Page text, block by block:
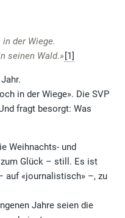
der Wiege.
seinen Wald.» [1]
in der Wiege». Die SVP
fragt besorgt: Was
Weihnachts- und
Glück – still. Es ist
auf «journalistisch» –, zu
Jahre seien die